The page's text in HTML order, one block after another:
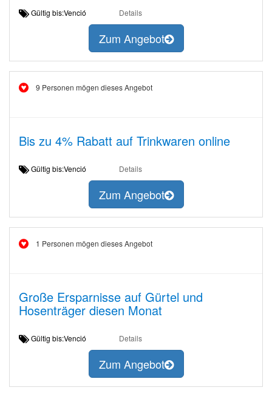
Gültig bis:Venció Details
Zum Angebot
9 Personen mögen dieses Angebot
Bis zu 4% Rabatt auf Trinkwaren online
Gültig bis:Venció Details
Zum Angebot
1 Personen mögen dieses Angebot
Große Ersparnisse auf Gürtel und
Hosenträger diesen Monat
Gültig bis:Venció Details
Zum Angebot